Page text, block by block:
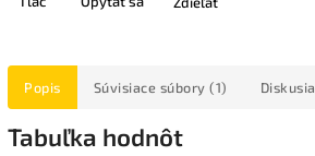
Popis Súvisiace súbory (1) Diskusia
Tabuľka hodnôt